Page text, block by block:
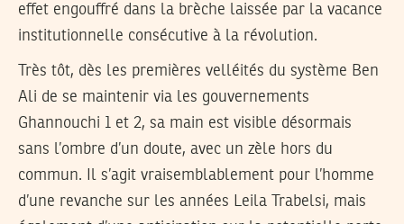
effet engouffré dans la brèche laissée par la vacance
institutionnelle consécutive à la révolution.
Très tôt, dès les premières velléités du système Ben
Ali de se maintenir via les gouvernements
Ghannouchi 1 et 2, sa main est visible désormais
sans l’ombre d’un doute, avec un zèle hors du
commun. Il s’agit vraisemblablement pour l’homme
d’une revanche sur les années Leila Trabelsi, mais